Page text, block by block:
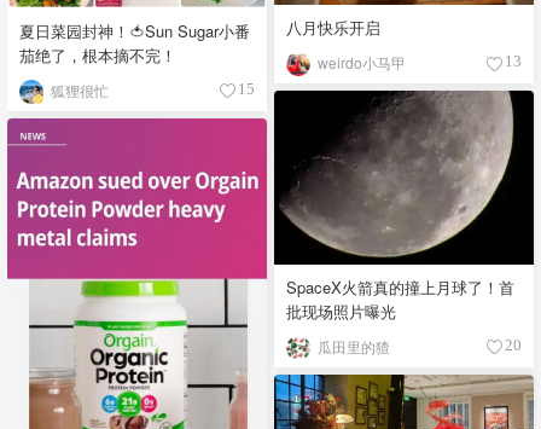
八月快乐开启
weirdo小马甲 13
夏日菜园封神！🍅Sun Sugar小番
茄绝了，根本摘不完！
狐狸很忙 15
SpaceX火箭真的撞上月球了！首
批现场照片曝光
瓜田里的猹 20